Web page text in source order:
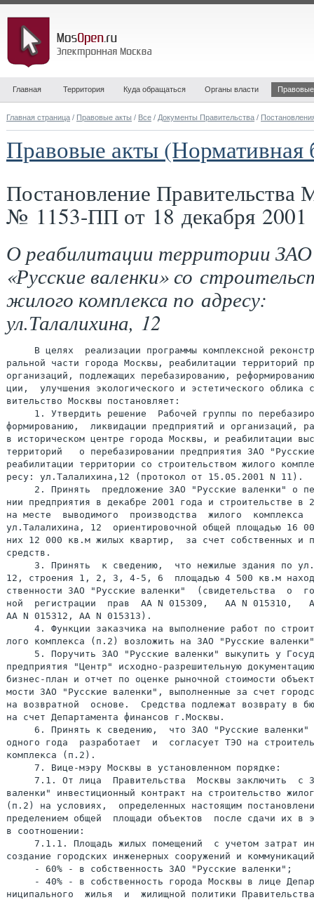
Главная Территория Куда обращаться Органы власти
Главная страница / Правовые акты / Все / Документы Правительства /
Правовые акты (Нормативная
Постановление Правительства
№ 1153-ПП от 18 декабря 2001
О реабилитации территории ЗАО
«Русские валенки» со
жилого комплекса по адресу:
ул.Талалихина, 12
В целях  реализации программы комплексной
ральной части города Москвы, реабилитации территорий
организаций, подлежащих перебазированию,
ции,  улучшения экологического и эстетического облика
вительство Москвы постановляет:
1. Утвердить решение  Рабочей группы по
формированию,  ликвидации предприятий и организаций,
в историческом центре города Москвы, и реабилитации
территорий   о перебазировании предприятия ЗАО
реабилитации территории со строительством жилого
ресу: ул.Талалихина,12 (протокол от 15.05.2001 N 11).
2. Принять  предложение ЗАО "Русские валенки" о
нии предприятия в декабре 2001 года и строительстве в
на месте  выводимого  производства  жилого  комплекса
ул.Талалихина, 12  ориентировочной общей площадью 16
них 12 000 кв.м жилых квартир,  за счет собственных и
средств.
3. Принять  к сведению,  что нежилые здания по
12, строения 1, 2, 3, 4-5, 6  площадью 4 500 кв.м
ственности ЗАО "Русские валенки"  (свидетельства  о
ной  регистрации  прав  АА N 015309,   АА N 015310,
АА N 015312, АА N 015313).
4. Функции заказчика на выполнение работ по
лого комплекса (п.2) возложить на ЗАО "Русские
5. Поручить ЗАО "Русские валенки" выкупить у
предприятия "Центр" исходно-разрешительную
бизнес-план и отчет по оценке рыночной стоимости
мости ЗАО "Русские валенки", выполненные за счет
на возвратной  основе.  Средства подлежат возврату в
на счет Департамента финансов г.Москвы.
6. Принять к сведению,  что ЗАО "Русские валенки"
одного года  разработает  и  согласует ТЭО на
комплекса (п.2).
     7. Вице-мэру Москвы в установленном порядке:
7.1. От лица  Правительства  Москвы заключить  с
валенки" инвестиционный контракт на строительство
(п.2) на условиях,  определенных настоящим
пределением общей  площади объектов  после сдачи их в
в соотношении:
7.1.1. Площадь жилых помещений  с учетом затрат
создание городских инженерных сооружений и
     - 60% - в собственность ЗАО "Русские валенки";
- 40% - в собственность города Москвы в лице
ниципального  жилья  и  жилищной политики